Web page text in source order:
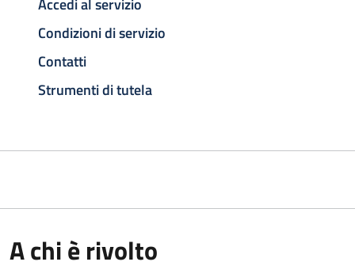
Accedi al servizio
Condizioni di servizio
Contatti
Strumenti di tutela
A chi è rivolto